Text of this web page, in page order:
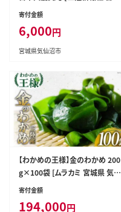
県 気仙沼市 20563581]
寄付金額
6,000円
宮城県気仙沼市
【わかめの王様】金のわかめ 200
g×100袋 [ムラカミ 宮城県 気
仙沼市 20563604]
寄付金額
194,000円